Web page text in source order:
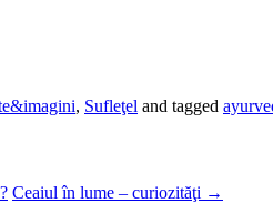
, Sufleţel and tagged
Ceaiul în lume – curiozităţi →